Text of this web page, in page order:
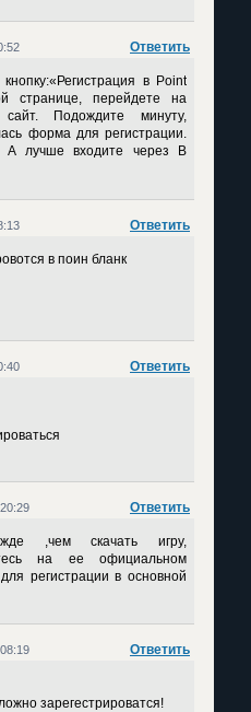
Ответить
в Point
странице, перейдете на
Подождите минуту,
форма для регистрации.
А лучше входите через В
Ответить
в поин бланк
Ответить
Ответить
,чем скачать игру,
на ее официальном
регистрации в основной
Ответить
зарегестрироватся!